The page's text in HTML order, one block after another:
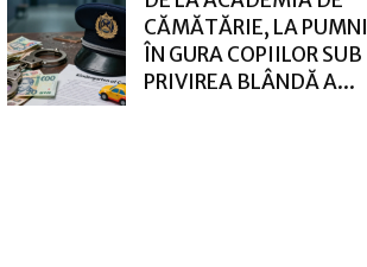
CĂMĂTĂRIE, LA PUMNI
ÎN GURA COPIILOR SUB
PRIVIREA BLÂNDĂ A...